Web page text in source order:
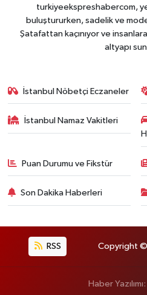
turkiyeekspreshabercom,
buluştururken, sadelik ve
Şatafattan kaçınıyor ve
altyapı
İstanbul Nöbetçi Eczaneler
İstanbul Namaz Vakitleri
Puan Durumu ve Fikstür
Son Dakika Haberleri
RSS Copyright ©
Haber Yazılımı: